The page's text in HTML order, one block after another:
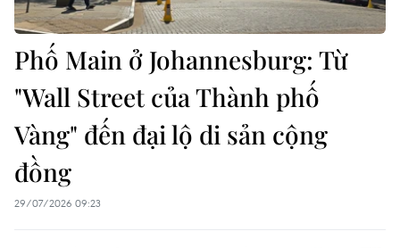
Phố Main ở Johannesburg: Từ
"Wall Street của Thành phố
Vàng" đến đại lộ di sản cộng
đồng
29/07/2026 09:23